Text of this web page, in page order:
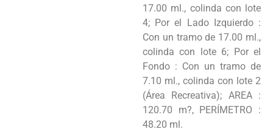
17.00 ml., colinda con lote
4; Por el Lado Izquierdo :
Con un tramo de 17.00 ml.,
colinda con lote 6; Por el
Fondo : Con un tramo de
7.10 ml., colinda con lote 2
(Área Recreativa); AREA :
120.70 m?, PERÍMETRO :
48.20 ml.